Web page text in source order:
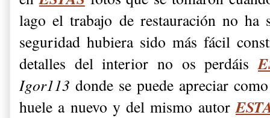
lago el trabajo de restauración no ha
seguridad hubiera sido más fácil
detalles del interior no os perdáis
Igor113 donde se puede apreciar
huele a nuevo y del mismo autor